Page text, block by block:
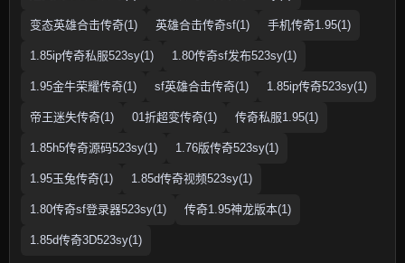
变态英雄合击传奇(1) 英雄合击传奇sf(1) 手机传奇1.95(1)
1.85ip传奇私服523sy(1) 1.80传奇sf发布523sy(1)
1.95金牛荣耀传奇(1) sf英雄合击传奇(1) 1.85ip传奇523sy(1)
帝王迷失传奇(1) 01折超变传奇(1) 传奇私服1.95(1)
1.85h5传奇源码523sy(1) 1.76版传奇523sy(1)
1.95玉兔传奇(1) 1.85d传奇视频523sy(1)
1.80传奇sf登录器523sy(1) 传奇1.95神龙版本(1)
1.85d传奇3D523sy(1)